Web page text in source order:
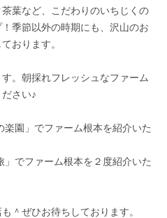
葉など、こだわりのいちじくの
季節以外の時期にも、沢山のお
おります。
。朝採れフレッシュなファーム
さい♪
園」でファーム根本を紹介いた
でファーム根本を２度紹介いた
＾ぜひお待ちしております。